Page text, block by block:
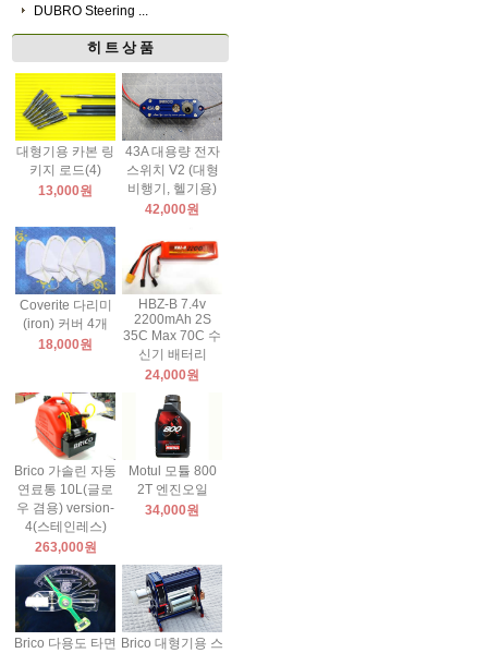
DUBRO Steering ...
히 트 상 품
대형기용 카본 링
키지 로드(4)
13,000원
43A 대용량 전자
스위치 V2 (대형
비행기, 헬기용)
42,000원
Coverite 다리미
(iron) 커버 4개
18,000원
HBZ-B 7.4v
2200mAh 2S
35C Max 70C 수
신기 배터리
24,000원
Brico 가솔린 자동
연료통 10L(글로
우 겸용) version-
4(스테인레스)
263,000원
Motul 모튤 800
2T 엔진오일
34,000원
Brico 다용도 타면 Brico 대형기용 스